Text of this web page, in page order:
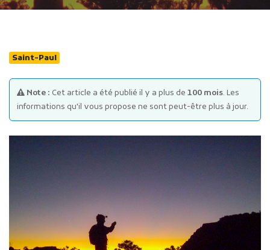
Publicité des actes
Marchés publics
Projets financés par l'Europe
Saint-Paul
Note : Cet article a été publié il y a plus de 100 mois. Les
informations qu'il vous propose ne sont peut-être plus à jour.